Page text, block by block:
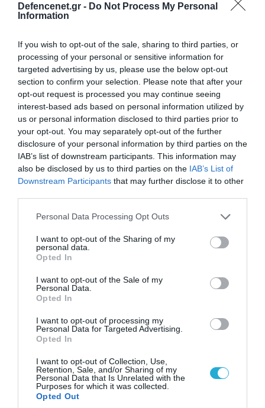
Defencenet.gr - Do Not Process My Personal
Information
If you wish to opt-out of the sale, sharing to third parties, or
processing of your personal or sensitive information for
targeted advertising by us, please use the below opt-out
section to confirm your selection. Please note that after your
opt-out request is processed you may continue seeing
interest-based ads based on personal information utilized by
us or personal information disclosed to third parties prior to
your opt-out. You may separately opt-out of the further
disclosure of your personal information by third parties on the
IAB’s list of downstream participants. This information may
also be disclosed by us to third parties on the IAB’s List of
Downstream Participants that may further disclose it to other
Please note that this website/app uses one or more Google
not limited to your visit or usage behaviour. You may click to
grant or deny consent to Google and its third-party tags to
use your data for below specified purposes in below Google
consent section.
Personal Data Processing Opt Outs
I want to opt-out of the Sharing of my
personal data.
Opted In
I want to opt-out of the Sale of my
Personal Data.
Opted In
I want to opt-out of processing my
Personal Data for Targeted Advertising.
Opted In
I want to opt-out of Collection, Use,
Retention, Sale, and/or Sharing of my
Personal Data that Is Unrelated with the
Purposes for which it was collected.
Opted Out
Τελεσίγραφο του Ιράν στις χώρες του Κόλπου:
«Σταματήστε τον Τραμπ αλλιώς θα σας
χτυπήσουμε σκληρά»
07.08.2026 | 08:02
Κλιμακώνουν οι Χούθι: Eξαπέλυσαν επιθέσεις
κατά στρατιωτικών δυνάμεων στην Υεμένη –
Πλήγματα & στη Σαουδική Αραβία!